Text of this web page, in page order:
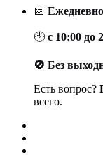
📅 Ежедневно
🕙 с 10:00 до
🚫 Без
Есть вопрос?
всего.